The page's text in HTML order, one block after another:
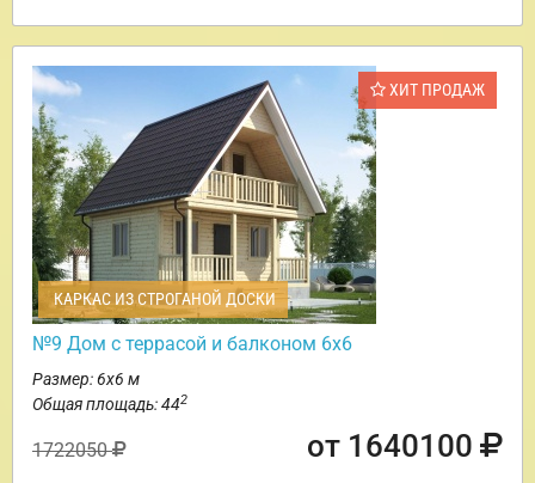
ХИТ ПРОДАЖ
КАРКАС ИЗ СТРОГАНОЙ ДОСКИ
№9 Дом с террасой и балконом 6х6
Размер: 6х6 м
Общая площадь: 442
1722050 от 1640100